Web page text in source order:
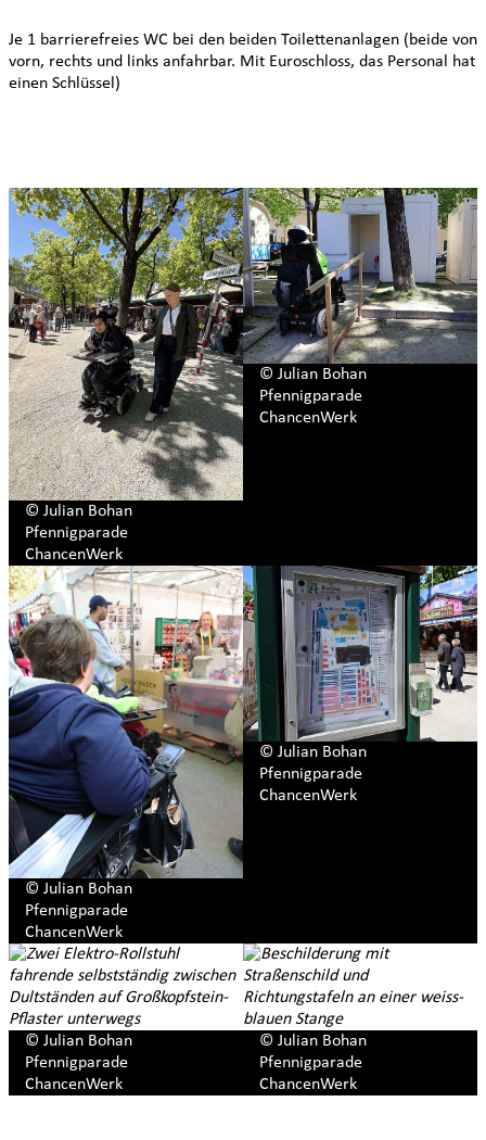
Je 1 barrierefreies WC bei den beiden Toilettenanlagen (beide von
vorn, rechts und links anfahrbar. Mit Euroschloss, das Personal hat
einen Schlüssel)
© Julian Bohan
Pfennigparade
ChancenWerk
© Julian Bohan
Pfennigparade
ChancenWerk
© Julian Bohan
Pfennigparade
ChancenWerk
© Julian Bohan
Pfennigparade
ChancenWerk
© Julian Bohan
Pfennigparade
ChancenWerk
© Julian Bohan
Pfennigparade
ChancenWerk